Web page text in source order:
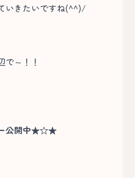
いきたいですね(^^)/
で～！！
公開中★☆★